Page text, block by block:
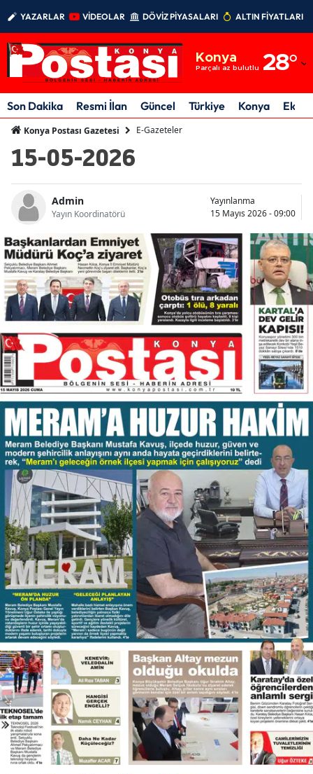
YAZARLAR VİDEOLAR DÖVİZ PİYASALARI ALTIN FİYATLARI
Konya
Parçalı az bulutlu 28°
Adıyaman
Afyonkarahisar
Ankara
Antalya
Artvin
Aydın
Balıkesir
Bilecik
Bingöl
Bitlis
Bolu
Burdur
Bursa
Çanakkale
Çankırı
Çorum
Denizli
Diyarbakır
Edirne
Elazığ
Erzincan
Erzurum
Eskişehir
Son Dakika Resmi İlan Güncel Türkiye Konya
Konya Postası Gazetesi E-Gazeteler
15-05-2026
Admin
Yayın Koordinatörü
Yayınlanma
15 Mayıs 2026 - 09:00